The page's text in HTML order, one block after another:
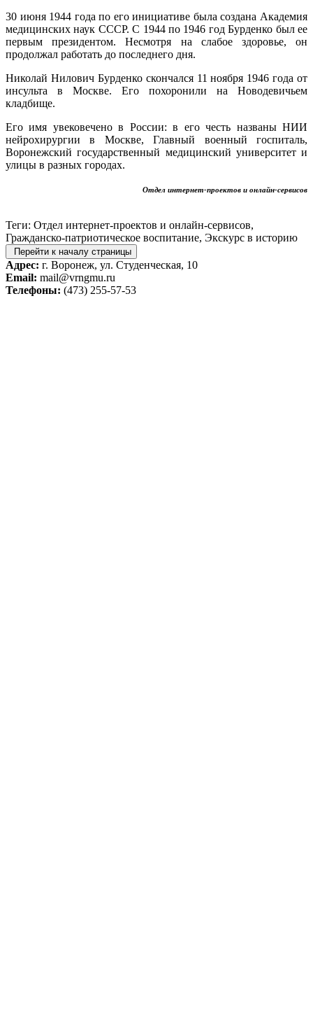
30 июня 1944 года по его инициативе была создана Академия
медицинских наук СССР. С 1944 по 1946 год Бурденко был ее
первым президентом. Несмотря на слабое здоровье, он
продолжал работать до последнего дня.
Николай Нилович Бурденко скончался 11 ноября 1946 года от
инсульта в Москве. Его похоронили на Новодевичьем
кладбище.
Его имя увековечено в России: в его честь названы НИИ
нейрохирургии в Москве, Главный военный госпиталь,
Воронежский государственный медицинский университет и
улицы в разных городах.
Отдел интернет-проектов и онлайн-сервисов
Теги: Отдел интернет-проектов и онлайн-сервисов,
Гражданско-патриотическое воспитание, Экскурс в историю
Перейти к началу страницы
Адрес: г. Воронеж, ул. Студенческая, 10
Email: mail@vrngmu.ru
Телефоны: (473) 255-57-53